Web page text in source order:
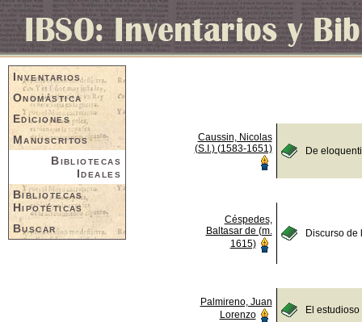
Inventarios
Onomástica
Ediciones
Manuscritos
Bibliotecas
Ideales
Bibliotecas
Hipotéticas
Buscar
Caussin, Nicolas
(S.I.) (1583-1651)
De
Céspedes,
Baltasar de (m.
1615)
Discurso de
Palmireno, Juan
Lorenzo
El